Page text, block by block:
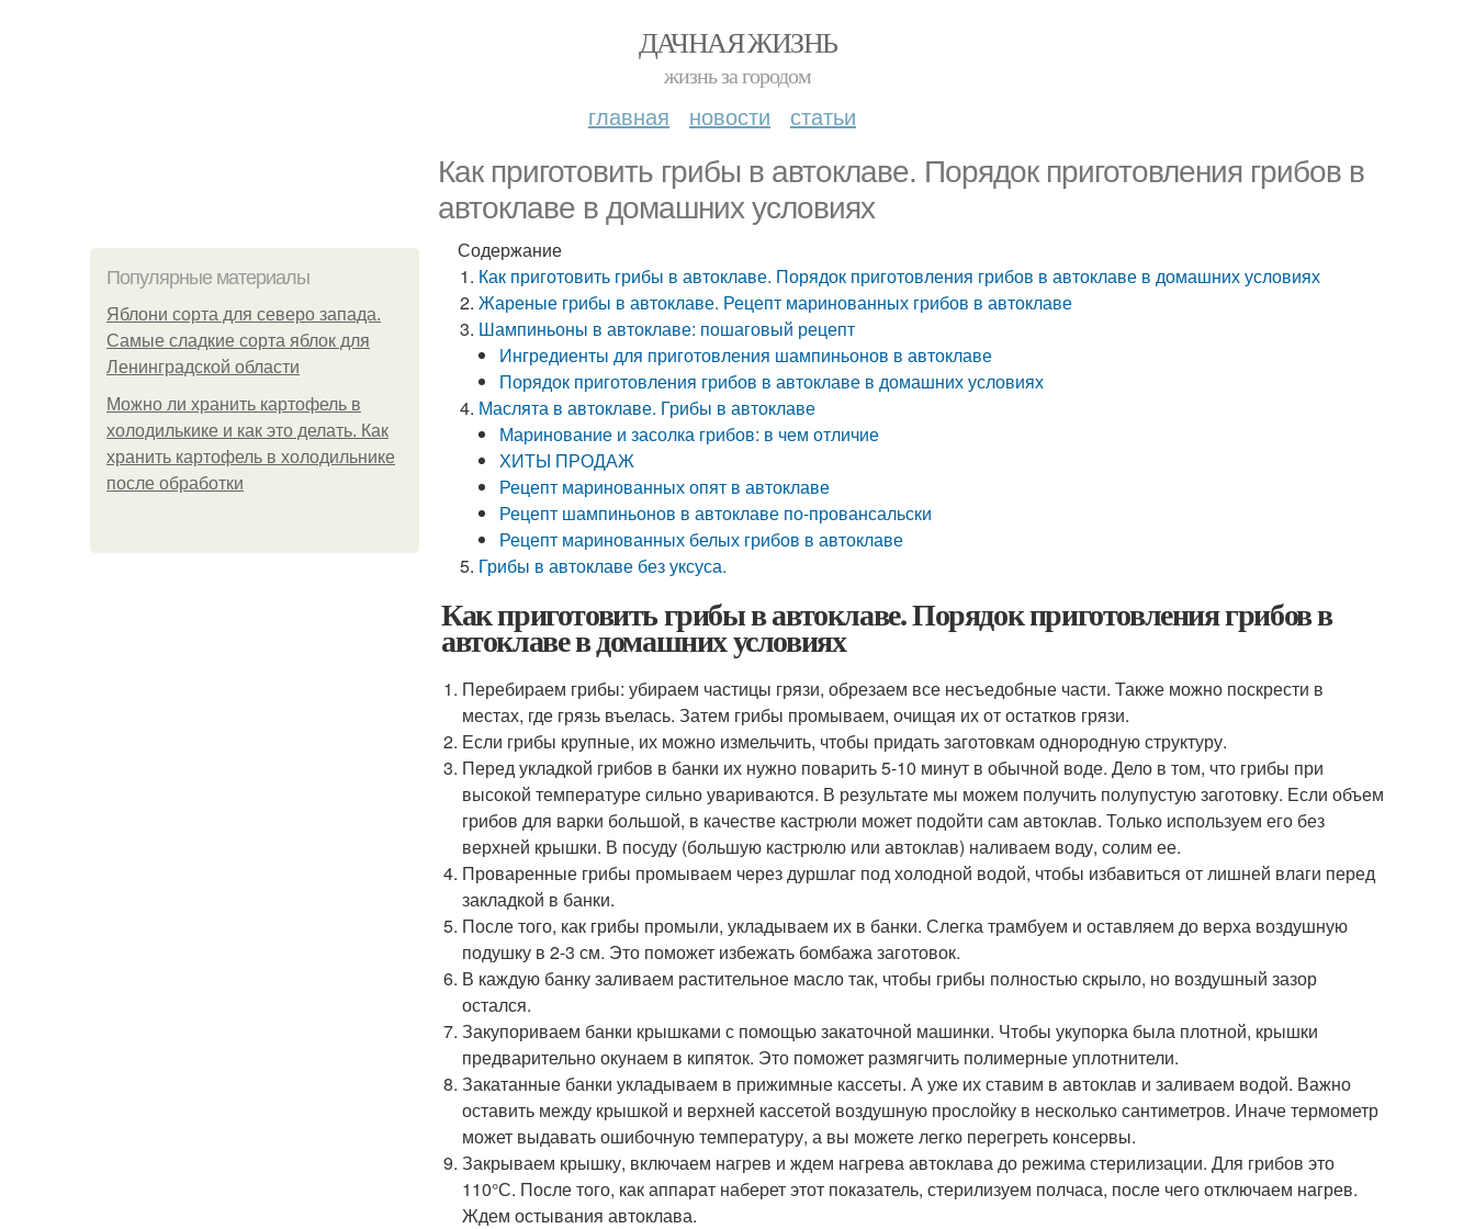
ДАЧНАЯ ЖИЗНЬ
жизнь за городом
главная новости статьи
Как приготовить грибы в автоклаве. Порядок приготовления грибов в
автоклаве в домашних условиях
Популярные материалы
Яблони сорта для северо запада.
Самые сладкие сорта яблок для
Ленинградской области
Можно ли хранить картофель в
холодилькике и как это делать. Как
хранить картофель в холодильнике
после обработки
Содержание
Как приготовить грибы в автоклаве. Порядок приготовления грибов в автоклаве в домашних условиях
Жареные грибы в автоклаве. Рецепт маринованных грибов в автоклаве
Шампиньоны в автоклаве: пошаговый рецепт
Ингредиенты для приготовления шампиньонов в автоклаве
Порядок приготовления грибов в автоклаве в домашних условиях
Маслята в автоклаве. Грибы в автоклаве
Маринование и засолка грибов: в чем отличие
ХИТЫ ПРОДАЖ
Рецепт маринованных опят в автоклаве
Рецепт шампиньонов в автоклаве по-провансальски
Рецепт маринованных белых грибов в автоклаве
Грибы в автоклаве без уксуса.
Как приготовить грибы в автоклаве. Порядок приготовления грибов в
автоклаве в домашних условиях
Перебираем грибы: убираем частицы грязи, обрезаем все несъедобные части. Также можно поскрести в
местах, где грязь въелась. Затем грибы промываем, очищая их от остатков грязи.
Если грибы крупные, их можно измельчить, чтобы придать заготовкам однородную структуру.
Перед укладкой грибов в банки их нужно поварить 5-10 минут в обычной воде. Дело в том, что грибы при
высокой температуре сильно увариваются. В результате мы можем получить полупустую заготовку. Если объем
грибов для варки большой, в качестве кастрюли может подойти сам автоклав. Только используем его без
верхней крышки. В посуду (большую кастрюлю или автоклав) наливаем воду, солим ее.
Проваренные грибы промываем через дуршлаг под холодной водой, чтобы избавиться от лишней влаги перед
закладкой в банки.
После того, как грибы промыли, укладываем их в банки. Слегка трамбуем и оставляем до верха воздушную
подушку в 2-3 см. Это поможет избежать бомбажа заготовок.
В каждую банку заливаем растительное масло так, чтобы грибы полностью скрыло, но воздушный зазор
остался.
Закупориваем банки крышками с помощью закаточной машинки. Чтобы укупорка была плотной, крышки
предварительно окунаем в кипяток. Это поможет размягчить полимерные уплотнители.
Закатанные банки укладываем в прижимные кассеты. А уже их ставим в автоклав и заливаем водой. Важно
оставить между крышкой и верхней кассетой воздушную прослойку в несколько сантиметров. Иначе термометр
может выдавать ошибочную температуру, а вы можете легко перегреть консервы.
Закрываем крышку, включаем нагрев и ждем нагрева автоклава до режима стерилизации. Для грибов это
110°С. После того, как аппарат наберет этот показатель, стерилизуем полчаса, после чего отключаем нагрев.
Ждем остывания автоклава.